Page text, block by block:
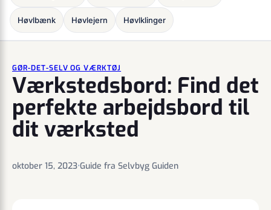
Høvlbænk Høvlejern Høvlklinger
GØR-DET-SELV OG VÆRKTØJ
Værkstedsbord: Find det
perfekte arbejdsbord til
dit værksted
oktober 15, 2023•Guide fra Selvbyg Guiden